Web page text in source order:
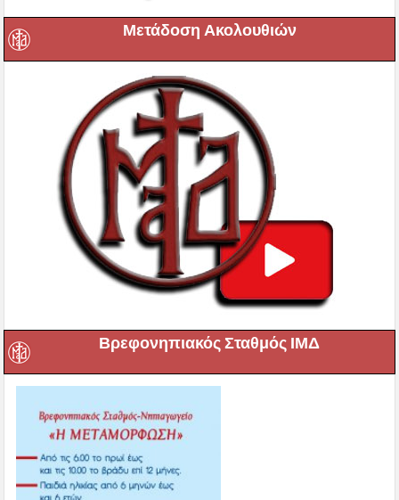
Μετάδοση Ακολουθιών
Βρεφονηπιακός Σταθμός ΙΜΔ